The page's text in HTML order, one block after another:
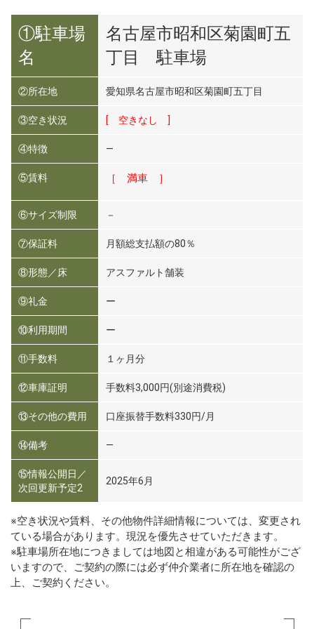
①駐車場
名
名古屋市昭和区菊園町五
丁目 駐車場
②所在地 愛知県名古屋市昭和区菊園町五丁目
③空き状況 [ 空きなし ]
④特徴 ―
⑤賃料 ［ 満車 ］
⑥サイズ制限 －
⑦保証料 月額総支払額の80％
⑧形態／床 アスファルト舗装
⑨礼金 ー
⑩利用期間 ー
⑪手数料 １ヶ月分
⑫車庫証明 手数料3,000円(別途消費税)
⑬その他の費用 口座振替手数料330円/月
⑭備考 ―
⑮情報公開日／
次回更新予定2
2025年6月
※空き状況や賃料、その他物件詳細情報については、変更され
ている場合があります。現況を優先させていただきます。
※駐車場所在地につきましては地図と相違がある可能性がござ
いますので、ご契約の際には必ず仲介業者に所在地を確認の
上、ご契約ください。